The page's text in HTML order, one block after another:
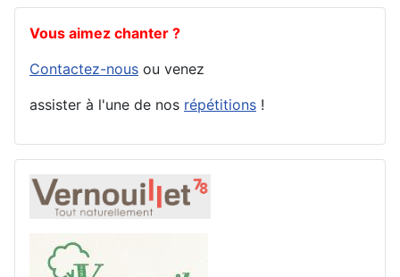
Vous aimez chanter ?
Contactez-nous ou venez
assister à l'une de nos répétitions !